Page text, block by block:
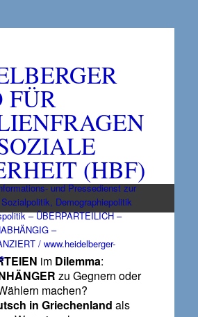
FÜR
(HBF)
und Pressedienst zur
Demographiepolitik
– ÜBERPARTEILICH –
–
/ www.heidelberger-
im Dilemma:
zu Gegnern oder
machen?
in Griechenland als